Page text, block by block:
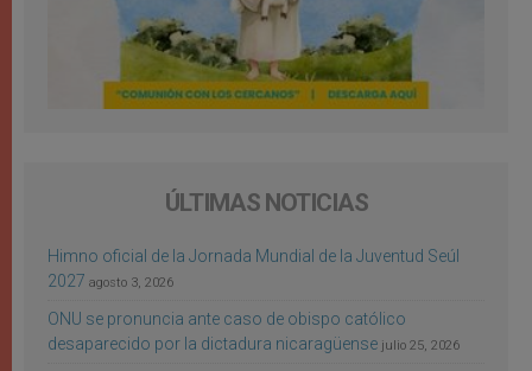
ÚLTIMAS NOTICIAS
Himno oficial de la Jornada Mundial de la Juventud Seúl
2027 agosto 3, 2026
ONU se pronuncia ante caso de obispo católico
desaparecido por la dictadura nicaragüense julio 25, 2026